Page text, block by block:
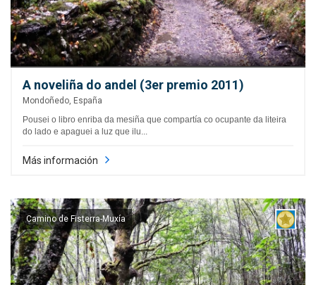
A noveliña do andel (3er premio 2011)
Mondoñedo, España
Pousei o libro enriba da mesiña que compartía co ocupante da liteira
do lado e apaguei a luz que ilu...
Más información
Camino de Fisterra-Muxía